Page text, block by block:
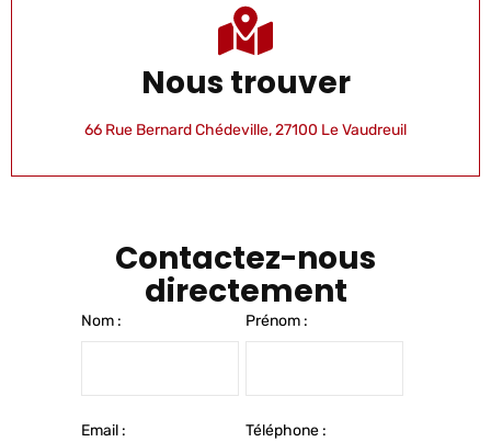
Nous trouver
66 Rue Bernard Chédeville, 27100 Le Vaudreuil
Contactez-nous
directement
Nom : Prénom :
Email : Téléphone :